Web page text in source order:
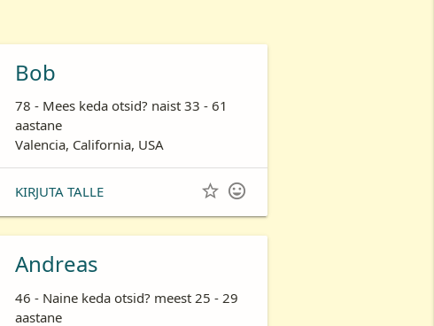
Bob
78 - Mees keda otsid? naist 33 - 61
aastane
Valencia, California, USA
KIRJUTA TALLE  
Andreas
46 - Naine keda otsid? meest 25 - 29
aastane